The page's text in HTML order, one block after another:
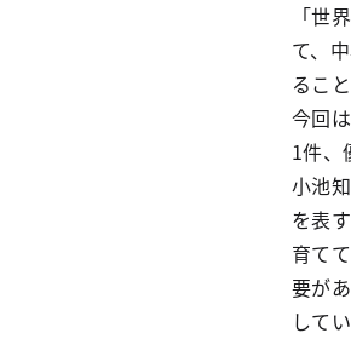
「世
て、
るこ
今回
1件、
小池
を表
育て
要が
して